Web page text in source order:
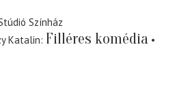
Színház
Katalin Filléres komédia